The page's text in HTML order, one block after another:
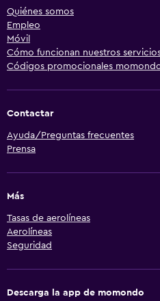
Quiénes somos
Empleo
Móvil
Cómo funcionan nuestros
Códigos promocionales
Contactar
Ayuda/Preguntas frecuentes
Prensa
Más
Tasas de aerolíneas
Aerolíneas
Seguridad
Descarga la app de momondo